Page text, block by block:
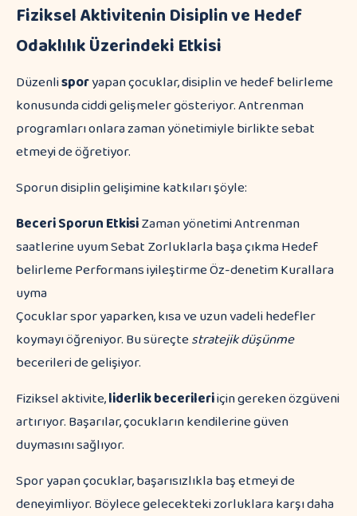
Fiziksel Aktivitenin Disiplin ve Hedef
Odaklılık Üzerindeki Etkisi
Düzenlisporyapan çocuklar, disiplin ve hedef belirleme
konusunda ciddi gelişmeler gösteriyor. Antrenman
programları onlara zaman yönetimiyle birlikte sebat
etmeyi de öğretiyor.
Sporun disiplin gelişimine katkıları şöyle:
BeceriSporun EtkisiZaman yönetimi Antrenman
saatlerine uyum Sebat Zorluklarla başa çıkma Hedef
belirleme Performans iyileştirme Öz-denetim Kurallara
uyma
Çocuklar spor yaparken, kısa ve uzun vadeli hedefler
koymayı öğreniyor. Bu süreçtestratejik düşünme
becerileri de gelişiyor.
Fiziksel aktivite,liderlik becerileriiçin gereken özgüveni
artırıyor. Başarılar, çocukların kendilerine güven
duymasını sağlıyor.
Spor yapan çocuklar, başarısızlıkla baş etmeyi de
deneyimliyor. Böylece gelecekteki zorluklara karşı daha